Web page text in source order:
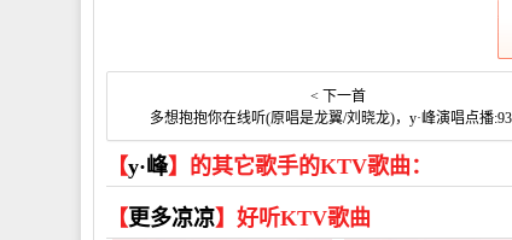
< 下一首
多想抱抱你在线听(原唱是龙翼/刘晓龙)，y·峰演唱点播
【y·峰】的其它歌手的KTV歌曲：
【更多凉凉】好听KTV歌曲